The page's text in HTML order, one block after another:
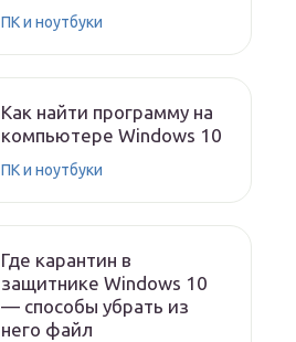
ПК и ноутбуки
Как найти программу на
компьютере Windows 10
ПК и ноутбуки
Где карантин в
защитнике Windows 10
— способы убрать из
него файл